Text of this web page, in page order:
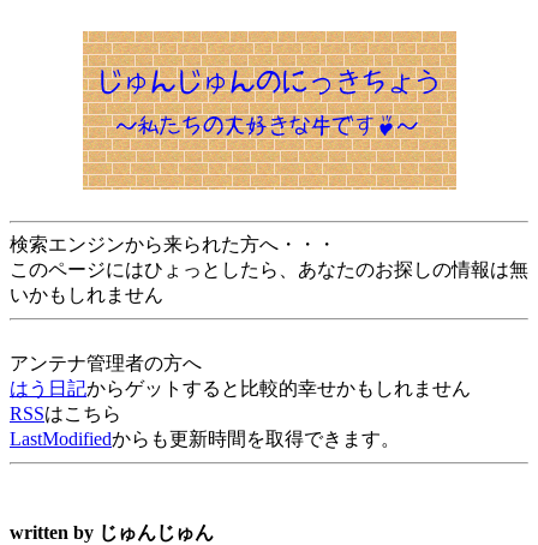
検索エンジンから来られた方へ・・・
このページにはひょっとしたら、あなたのお探しの情報は無
いかもしれません
アンテナ管理者の方へ
はう日記からゲットすると比較的幸せかもしれません
RSSはこちら
LastModifiedからも更新時間を取得できます。
written by じゅんじゅん